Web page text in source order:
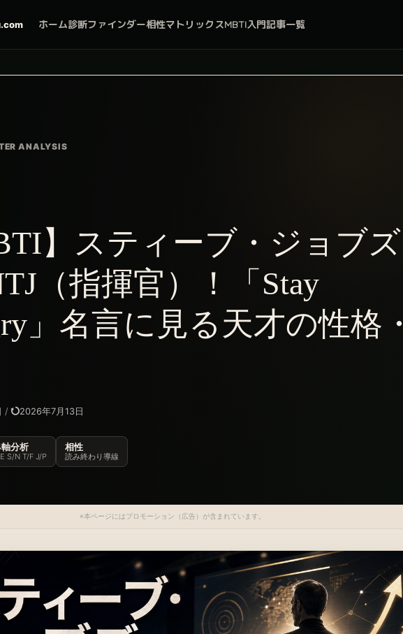
ホーム診断ファインダー相性マトリックスMBTI入門記事一覧
】スティーブ・ジョブズ
（指揮官）！「Stay
」名言に見る天才の性格・
/ 2026年7月13日
分析
S/N T/F J/P
相性
読み終わり導線
※本ページにはプロモーション（広告）が含まれています。